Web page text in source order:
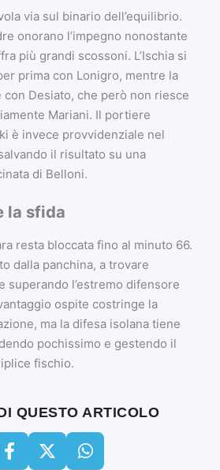
via sul binario dell’equilibrio.
onorano l’impegno nonostante
più grandi scossoni. L’Ischia si
prima con Lonigro, mentre la
Desiato, che però non riesce
Mariani. Il portiere
è invece provvidenziale nel
il risultato su una
di Belloni.
la sfida
resta bloccata fino al minuto 66.
dalla panchina, a trovare
superando l’estremo difensore
ospite costringe la
ma la difesa isolana tiene
pochissimo e gestendo il
fischio.
QUESTO ARTICOLO